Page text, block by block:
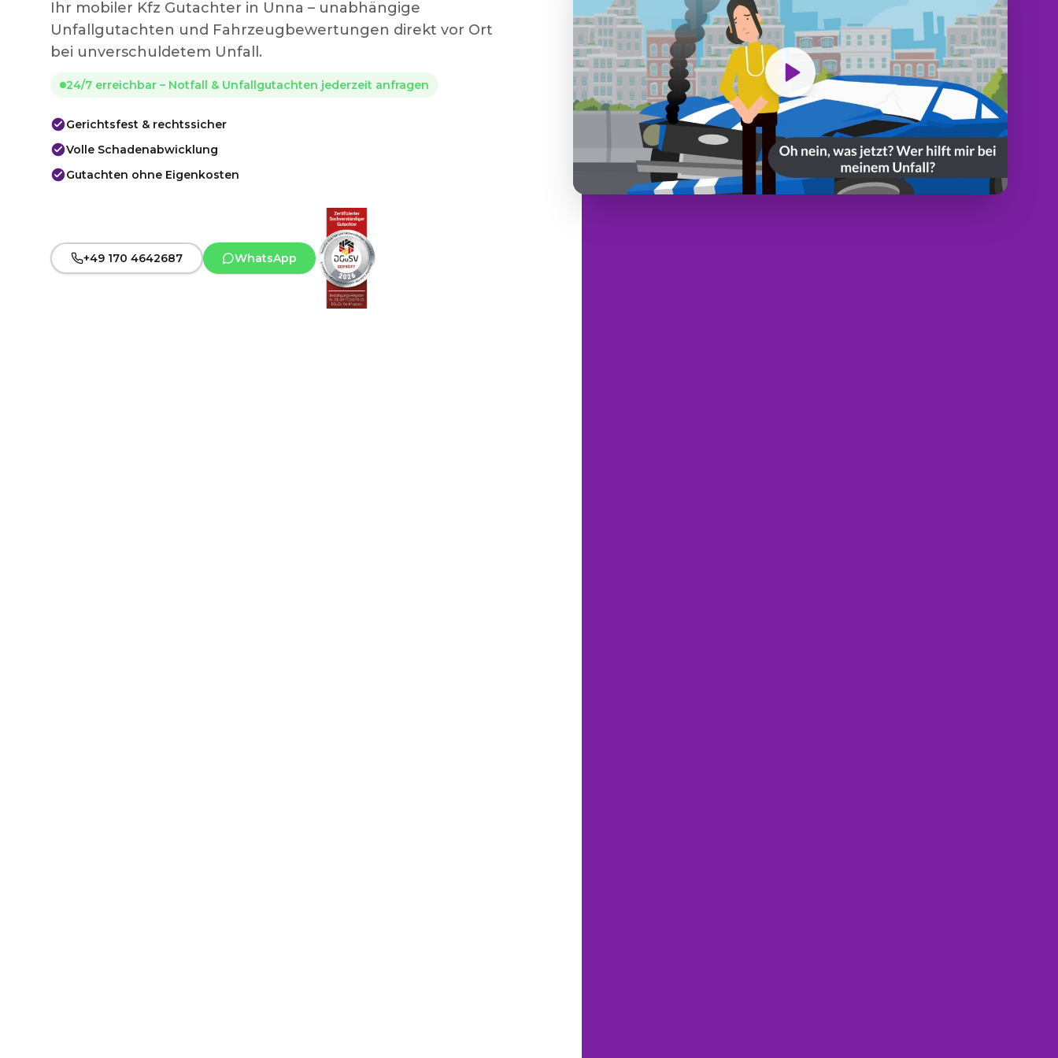
Ihr mobiler Kfz Gutachter in Unna – unabhängige
Unfallgutachten und Fahrzeugbewertungen direkt vor Ort
bei unverschuldetem Unfall.
24/7 erreichbar – Notfall & Unfallgutachten jederzeit anfragen
Gerichtsfest & rechtssicher
Volle Schadenabwicklung
Gutachten ohne Eigenkosten
+49 170 4642687 WhatsApp